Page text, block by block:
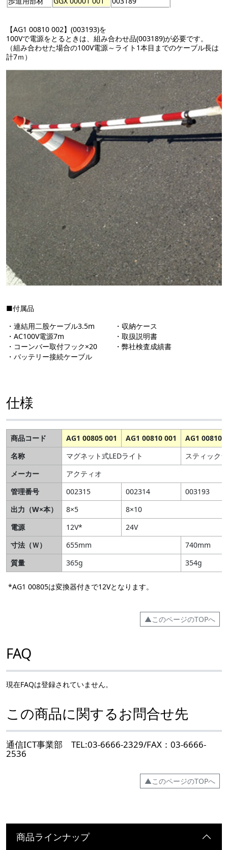
【AG1 00810 002】(003193)を
100Vで電源をとるときは、組み合わせ品(003189)が必要です。
（組み合わせた場合の100V電源～ライト1本目までのケーブル長は
計7ｍ）
■付属品
・連結用二股ケーブル3.5m
・収納ケース
・AC100V電源7m
・取扱説明書
・コーンバー取付フック×20
・弊社検査成績書
・バッテリー接続ケーブル
仕様
商品コード AG1 00805 001 AG1 00810 001
AG1 00810
名称
マグネット式LEDライト
スティック
メーカー
アクティオ
管理番号
002315 002314
003193
出力（W×本）
8×5
8×10
電源
12V*
24V
寸法（Ｗ）
655mm
740mm
質量
365g 354g
*AG1 00805は変換器付きで12Vとなります。
▲このページのTOPへ
FAQ
現在FAQは登録されていません。
この商品に関するお問合せ先
通信ICT事業部 TEL:03-6666-2329/FAX：03-6666-
2536
▲このページのTOPへ
商品ラインナップ